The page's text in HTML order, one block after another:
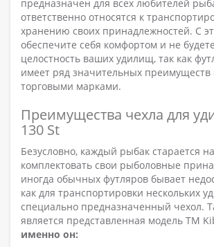
предназначен для всех любителей
ответственно относятся к
хранению своих принадлежностей. С
обеспечите себя комфортом и не
целостность ваших удилищ, так как
имеет ряд значительных
торговыми марками.
Преимущества чехла для
130 St
Безусловно, каждый рыбак старается
комплектовать свои рыболовные
иногда обычных футляров бывает
как для транспортировки нескольких
специально предназначенный чехол.
является представленная модель ТМ
именно он: